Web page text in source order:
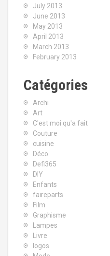
July 2013
June 2013
May 2013
April 2013
March 2013
February 2013
Catégories
Archi
Art
C'est moi qu'a fait
Couture
cuisine
Déco
Defi365
DIY
Enfants
faireparts
Film
Graphisme
Lampes
Livre
logos